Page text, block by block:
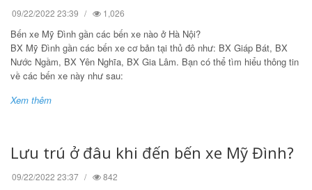
09/22/2022 23:39 1,026
Bến xe Mỹ Đình gần các bến xe nào ở Hà Nội?
BX Mỹ Đình gần các bến xe cơ bản tại thủ đô như: BX Giáp Bát, BX
Nước Ngầm, BX Yên Nghĩa, BX Gia Lâm. Bạn có thể tìm hiểu thông tin
về các bến xe này như sau:
Xem thêm
Lưu trú ở đâu khi đến bến xe Mỹ Đình?
09/22/2022 23:37 842